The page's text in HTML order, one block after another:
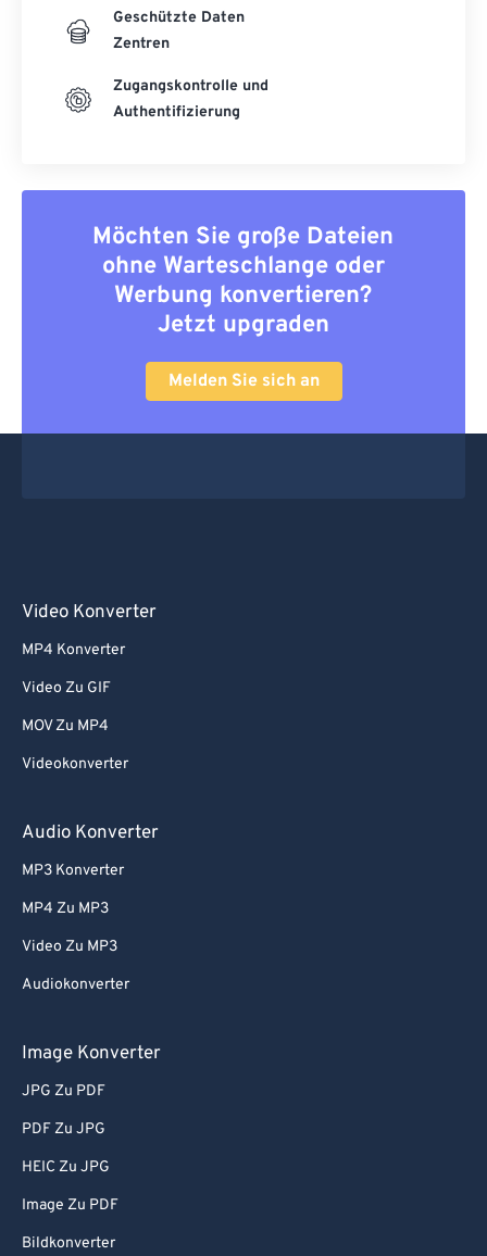
Geschützte Daten
Zentren
Zugangskontrolle und
Authentifizierung
Möchten Sie große Dateien
ohne Warteschlange oder
Werbung konvertieren?
Jetzt upgraden
Melden Sie sich an
Video Konverter
MP4 Konverter
Video Zu GIF
MOV Zu MP4
Videokonverter
Audio Konverter
MP3 Konverter
MP4 Zu MP3
Video Zu MP3
Audiokonverter
Image Konverter
JPG Zu PDF
PDF Zu JPG
HEIC Zu JPG
Image Zu PDF
Bildkonverter